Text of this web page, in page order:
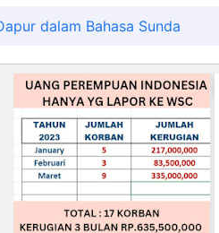
dalam Bahasa Sunda